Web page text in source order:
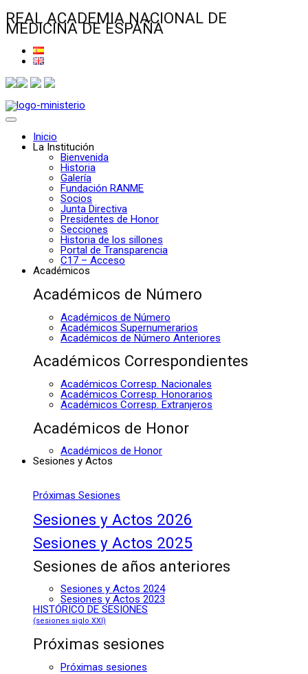
REAL ACADEMIA NACIONAL DE
MEDICINA DE ESPAÑA
Inicio
La Institución
Bienvenida
Historia
Galería
Fundación RANME
Socios
Junta Directiva
Presidentes de Honor
Secciones
Historia de los sillones
Portal de Transparencia
C17 – Acceso
Académicos
Académicos de Número
Académicos de Número
Académicos Supernumerarios
Académicos de Número Anteriores
Académicos Correspondientes
Académicos Corresp. Nacionales
Académicos Corresp. Honorarios
Académicos Corresp. Extranjeros
Académicos de Honor
Académicos de Honor
Sesiones y Actos
Próximas Sesiones
Sesiones y Actos 2026
Sesiones y Actos 2025
Sesiones de años anteriores
Sesiones y Actos 2024
Sesiones y Actos 2023
HISTÓRICO DE SESIONES
(sesiones siglo XXI)
Próximas sesiones
Próximas sesiones